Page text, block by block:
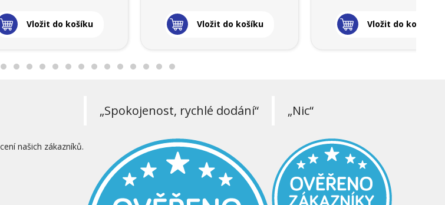
Vložit do košíku Vložit do košíku Vložit do košíku
našich zákazníků.
„Spokojenost, rychlé dodání“ „Nic“